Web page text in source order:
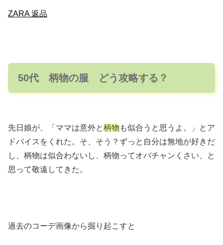
ZARA 返品
50代 柄物の服 どう攻略する？
先日娘が、「ママは意外と柄物 も似合うと思うよ。」とア
ドバイスをくれた。そ、そう？ずっと自分は無地が好きだ
し、柄物は似合わないし、柄物ってオバチャンくさい、と
思って敬遠してきた。
過去のコーデ画像から掘り起こすと